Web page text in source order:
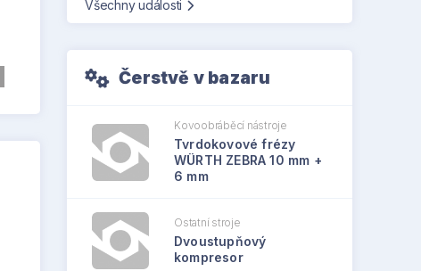
Všechny události
Čerstvě v bazaru
Kovoobráběcí nástroje
Tvrdokovové frézy
WÜRTH ZEBRA 10 mm +
6 mm
Ostatní stroje
Dvoustupňový
kompresor